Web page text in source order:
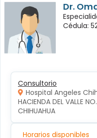
Dr.
Cédula:
Consultorio
Hospital Angeles
HACIENDA DEL VALLE
CHIHUAHUA
Horarios disponibles